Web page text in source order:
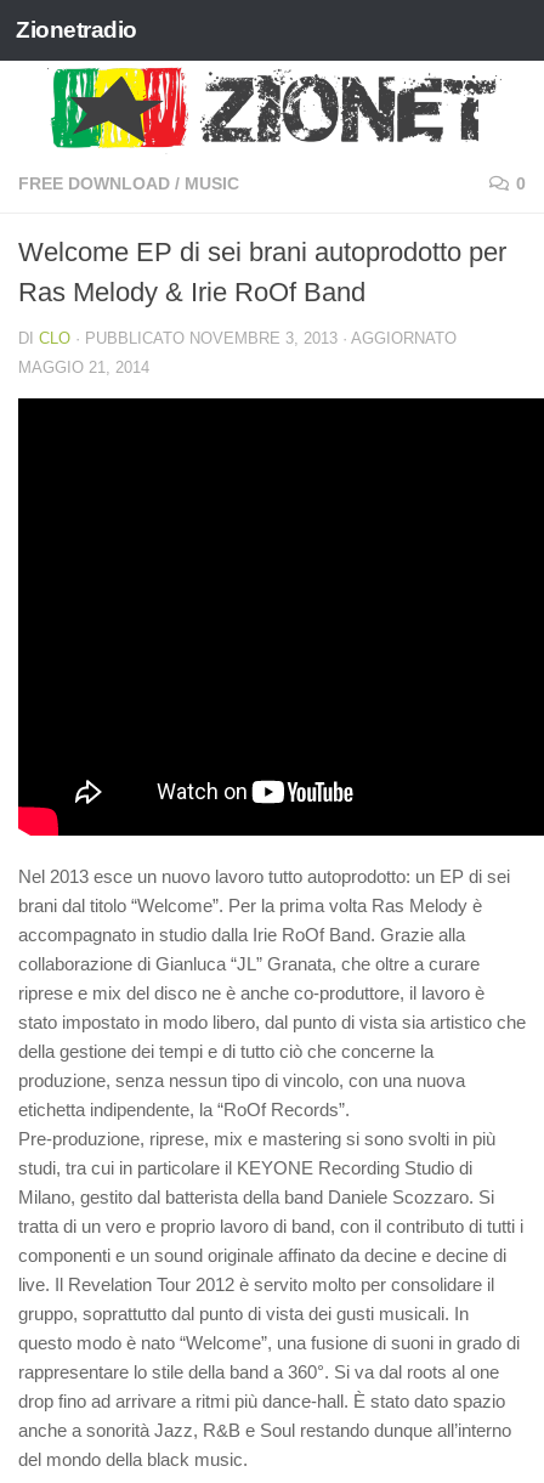
Salta al contenuto
Zionetradio
FREE DOWNLOAD / MUSIC 0
Welcome EP di sei brani autoprodotto per
Ras Melody & Irie RoOf Band
DI CLO · PUBBLICATO NOVEMBRE 3, 2013 · AGGIORNATO
MAGGIO 21, 2014
Nel 2013 esce un nuovo lavoro tutto autoprodotto: un EP di sei
brani dal titolo “Welcome”. Per la prima volta Ras Melody è
accompagnato in studio dalla Irie RoOf Band. Grazie alla
collaborazione di Gianluca “JL” Granata, che oltre a curare
riprese e mix del disco ne è anche co-produttore, il lavoro è
stato impostato in modo libero, dal punto di vista sia artistico che
della gestione dei tempi e di tutto ciò che concerne la
produzione, senza nessun tipo di vincolo, con una nuova
etichetta indipendente, la “RoOf Records”.
Pre-produzione, riprese, mix e mastering si sono svolti in più
studi, tra cui in particolare il KEYONE Recording Studio di
Milano, gestito dal batterista della band Daniele Scozzaro. Si
tratta di un vero e proprio lavoro di band, con il contributo di tutti i
componenti e un sound originale affinato da decine e decine di
live. Il Revelation Tour 2012 è servito molto per consolidare il
gruppo, soprattutto dal punto di vista dei gusti musicali. In
questo modo è nato “Welcome”, una fusione di suoni in grado di
rappresentare lo stile della band a 360°. Si va dal roots al one
drop fino ad arrivare a ritmi più dance-hall. È stato dato spazio
anche a sonorità Jazz, R&B e Soul restando dunque all’interno
del mondo della black music.